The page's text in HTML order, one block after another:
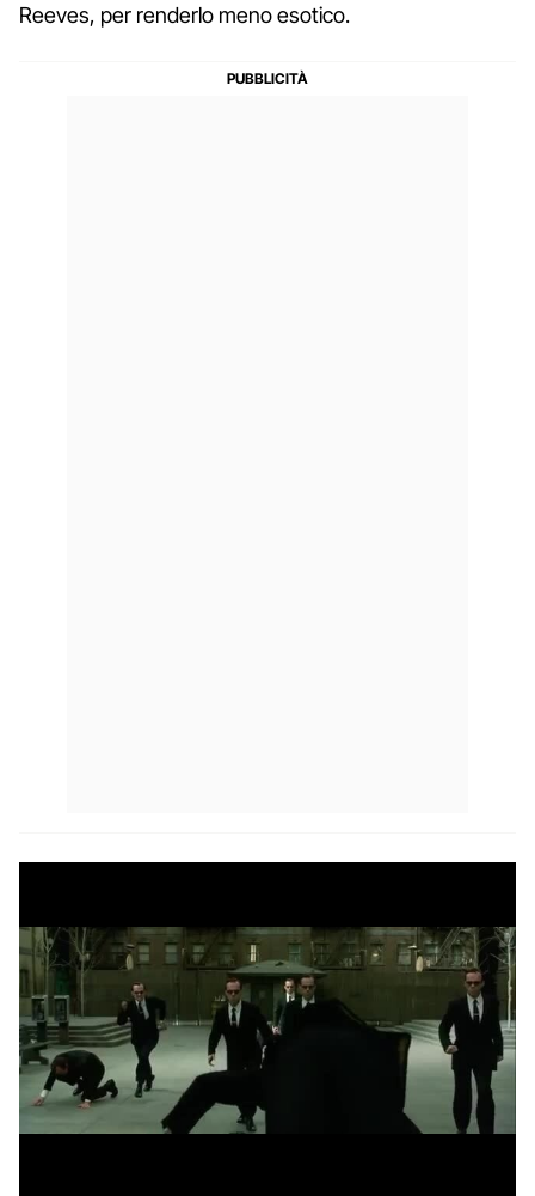
Reeves, per renderlo meno esotico.